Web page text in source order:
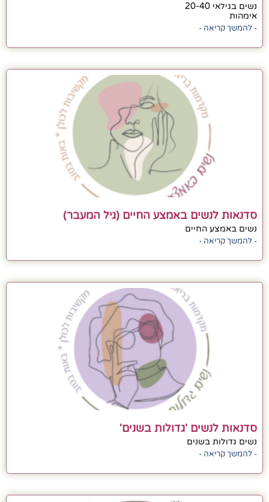
נשים בגילאי 20-40
אימהות
- להמשך קריאה -
סדנאות לנשים באמצע החיים (גיל המעבר)
נשים באמצע החיים
- להמשך קריאה -
סדנאות לנשים 'גדולות בשנים'
נשים גדולות בשנים
- להמשך קריאה -